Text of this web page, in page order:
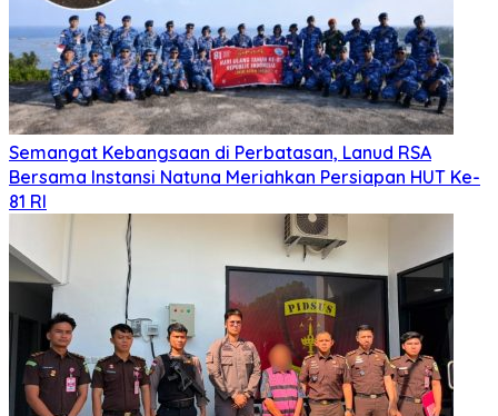
Semangat Kebangsaan di Perbatasan, Lanud RSA
Bersama Instansi Natuna Meriahkan Persiapan HUT Ke-
81 RI